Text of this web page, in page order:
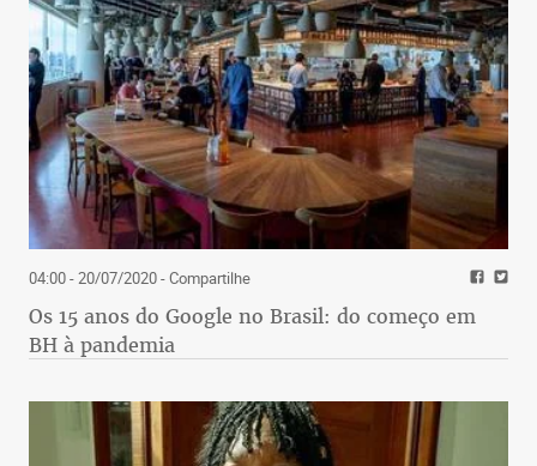
04:00 - 20/07/2020- Compartilhe
Os 15 anos do Google no Brasil: do começo em
BH à pandemia